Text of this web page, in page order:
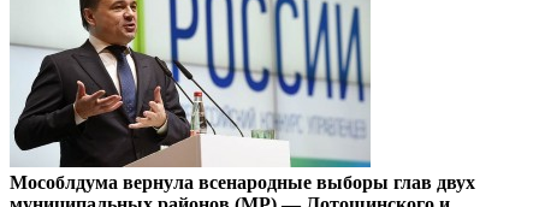
Мособлдума вернула всенародные выборы глав двух